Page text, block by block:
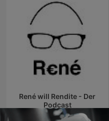
René will Rendite - Der
Podcast